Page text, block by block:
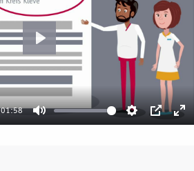
01:58
Mute Settings
PIP
Play